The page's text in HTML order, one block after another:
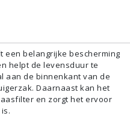
een belangrijke bescherming
helpt de levensduur te
aan de binnenkant van de
Daarnaast kan het
en zorgt het ervoor